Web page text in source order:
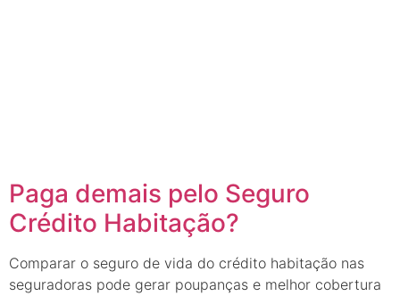
Paga demais pelo Seguro
Crédito Habitação?
Comparar o seguro de vida do crédito habitação nas
seguradoras pode gerar poupanças e melhor cobertura